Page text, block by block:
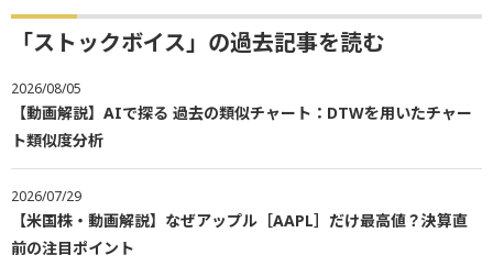
「ストックボイス」の過去記事を読む
2026/08/05
【動画解説】AIで探る 過去の類似チャート：DTWを用いたチャー
ト類似度分析
2026/07/29
【米国株・動画解説】なぜアップル［AAPL］だけ最高値？決算直
前の注目ポイント